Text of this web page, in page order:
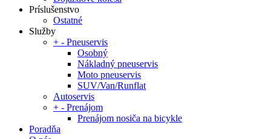
Príslušenstvo
Ostatné
Služby
+ - Pneuservis
Osobný
Nákladný pneuservis
Moto pneuservis
SUV/Van/Runflat
Autoservis
+ - Prenájom
Prenájom nosiča na bicykle
Poradňa